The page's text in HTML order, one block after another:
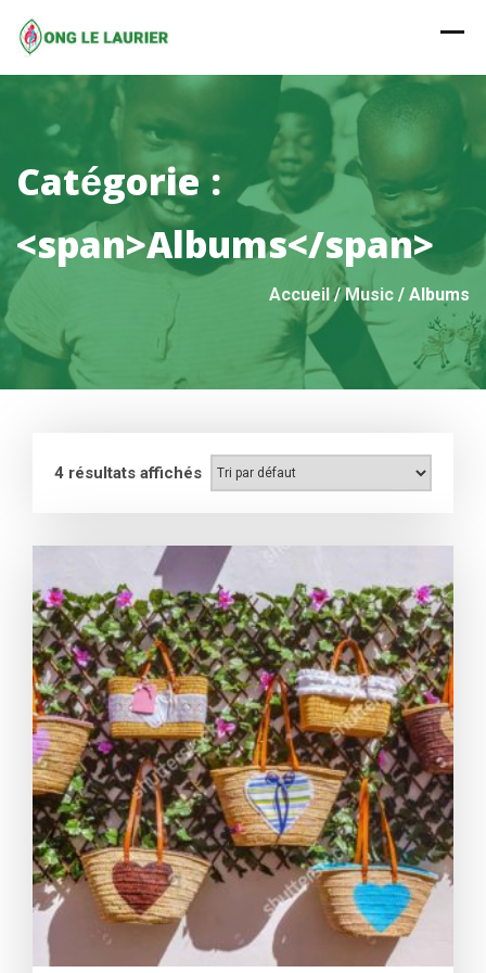
content
Catégorie :
<span>Albums</span>
Accueil/Music / Albums
4 résultats affichés